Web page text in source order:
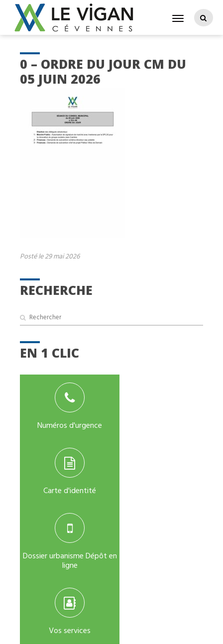
RECHERCHE
EN 1 CLIC
Numéros d'urgence
Carte d'identité
Dossier urbanisme Dépôt en
ligne
Vos services
0 – ORDRE DU JOUR CM DU
05 JUIN 2026
Posté le 29 mai 2026